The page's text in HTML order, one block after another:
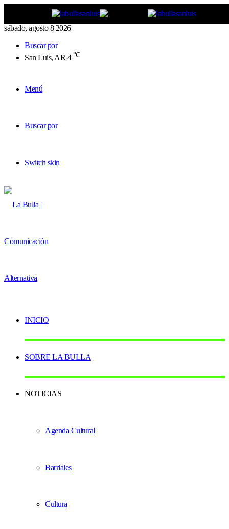
sábado, agosto 8 2026
Buscar por
San Luis, AR 4 ℃
Menú
Buscar por
Switch skin
INICIO
SOBRE LA BULLA
NOTICIAS
Agenda Cultural
Barriales
Cultura